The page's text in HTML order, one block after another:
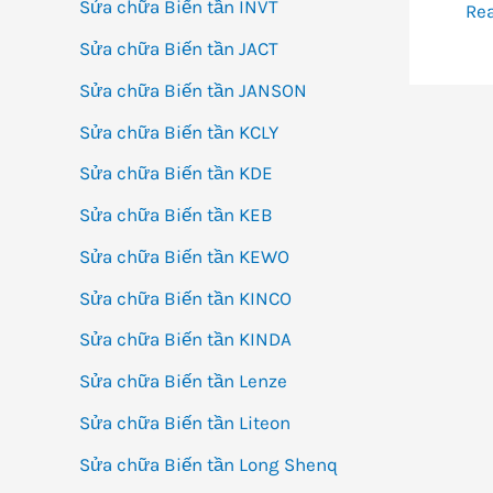
Sửa chữa Biến tần INVT
Sửa chữa Biến tần JACT
Sửa chữa Biến tần JANSON
Sửa chữa Biến tần KCLY
Sửa chữa Biến tần KDE
Sửa chữa Biến tần KEB
Sửa chữa Biến tần KEWO
Sửa chữa Biến tần KINCO
Sửa chữa Biến tần KINDA
Sửa chữa Biến tần Lenze
Sửa chữa Biến tần Liteon
Sửa chữa Biến tần Long Shenq